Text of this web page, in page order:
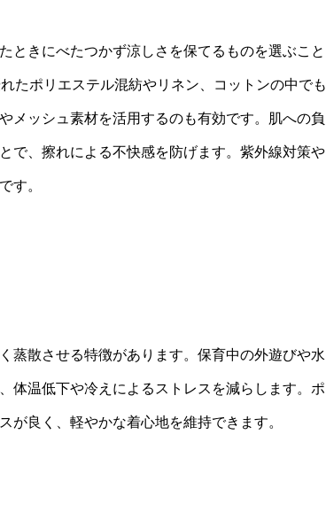
ときにべたつかず涼しさを保てるものを選ぶこと
たポリエステル混紡やリネン、コットンの中でも
メッシュ素材を活用するのも有効です。肌への負
で、擦れによる不快感を防げます。紫外線対策や
す。
蒸散させる特徴があります。保育中の外遊びや水
体温低下や冷えによるストレスを減らします。ポ
が良く、軽やかな着心地を維持できます。